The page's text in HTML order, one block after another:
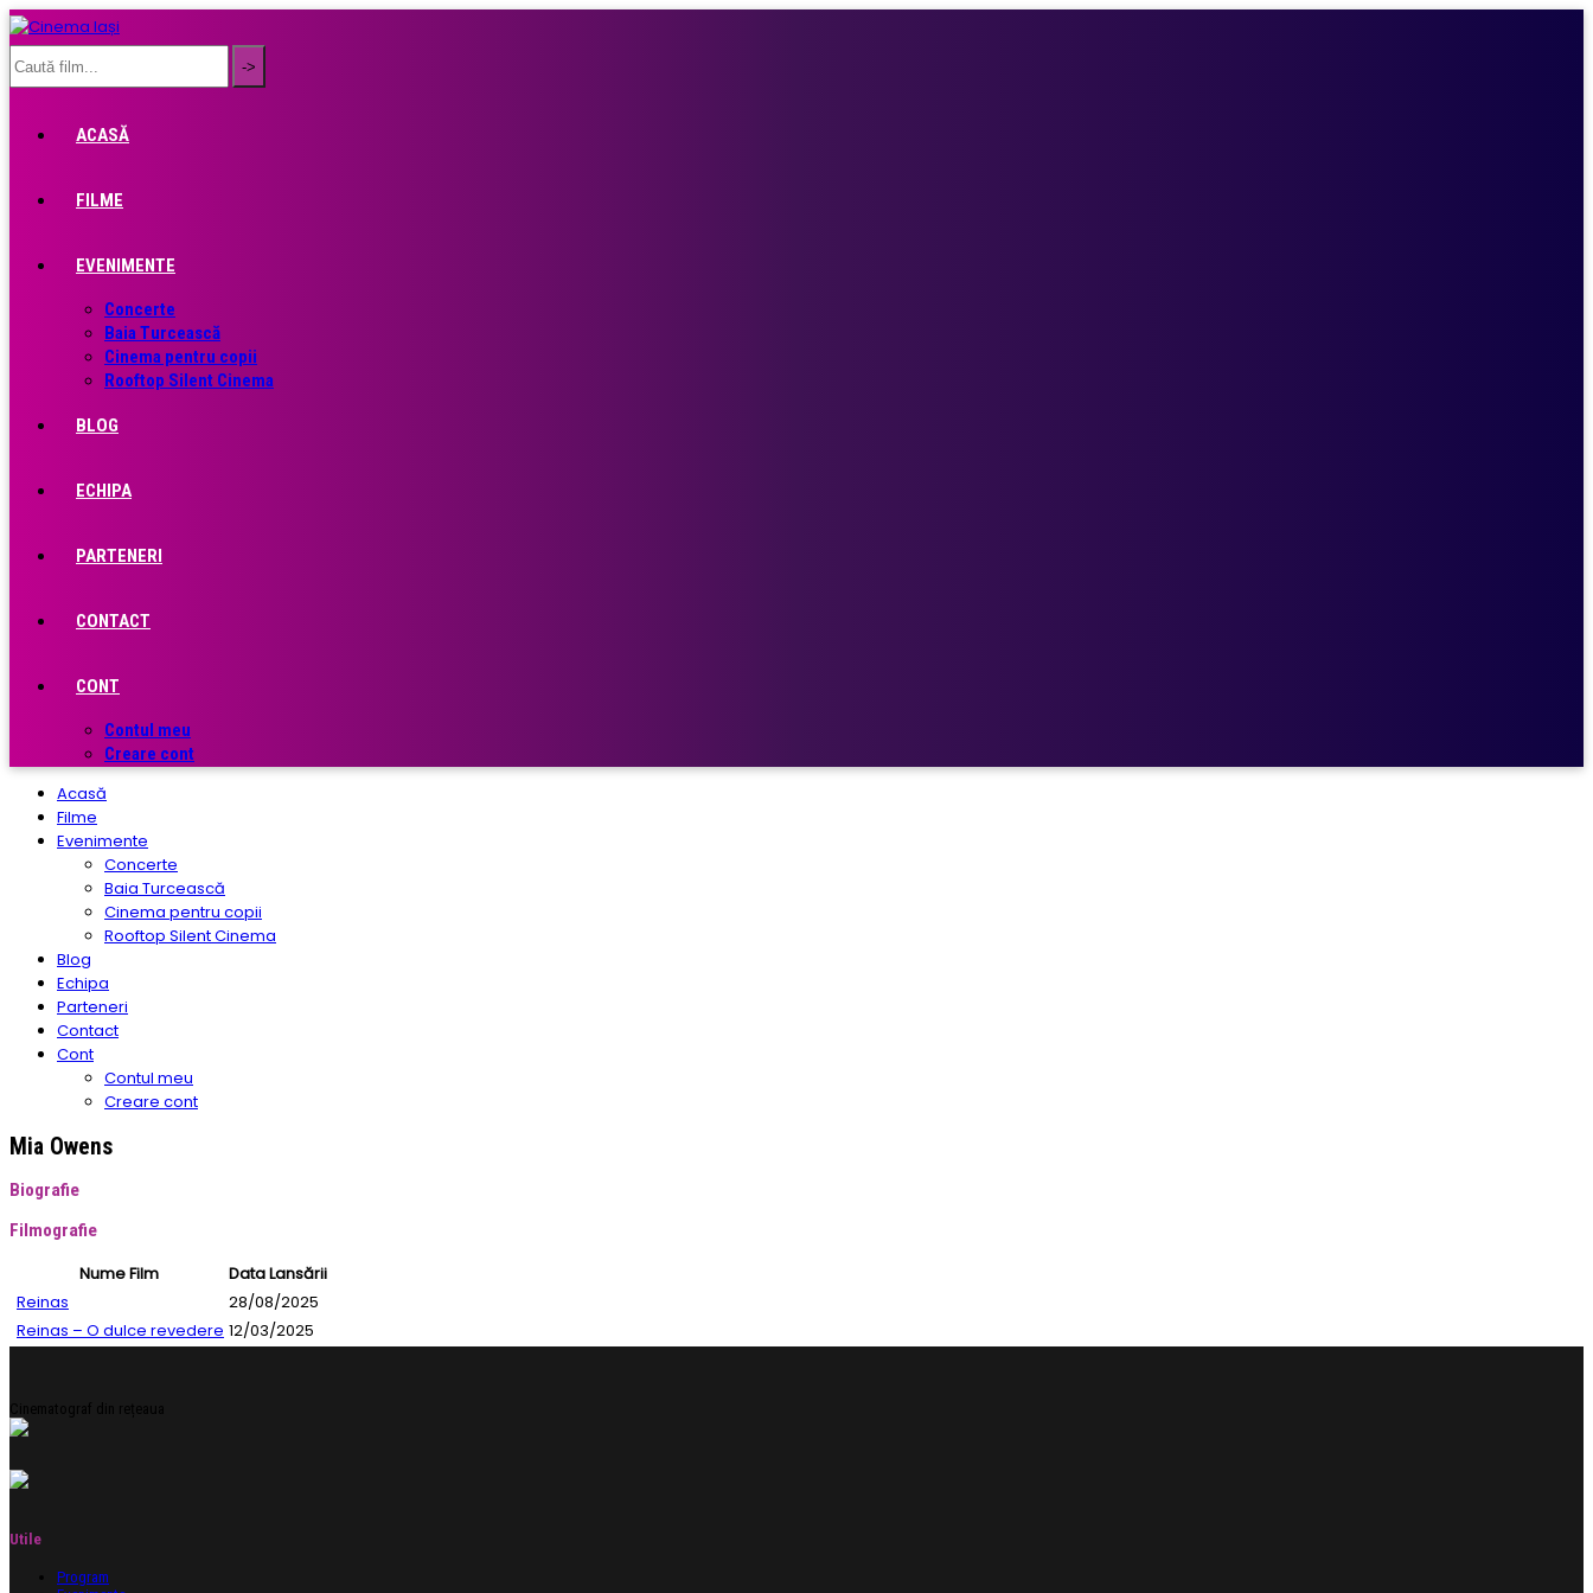
ACASĂ
FILME
EVENIMENTE
Concerte
Baia Turcească
Cinema pentru copii
Rooftop Silent Cinema
BLOG
ECHIPA
PARTENERI
CONTACT
CONT
Contul meu
Creare cont
Acasă
Filme
Evenimente
Concerte
Baia Turcească
Cinema pentru copii
Rooftop Silent Cinema
Blog
Echipa
Parteneri
Contact
Cont
Contul meu
Creare cont
Mia Owens
Biografie
Filmografie
Nume Film
Data Lansării
Reinas
28/08/2025
Reinas – O dulce revedere 12/03/2025
Cinematograf din rețeaua
Utile
Program